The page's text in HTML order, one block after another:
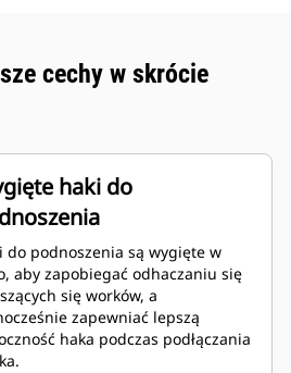
cechy w skrócie
haki do
do podnoszenia są wygięte w
aby zapobiegać odhaczaniu się
się worków, a
zapewniać lepszą
haka podczas podłączania